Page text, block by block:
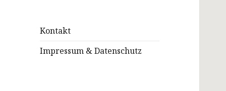
Kontakt
Impressum & Datenschutz